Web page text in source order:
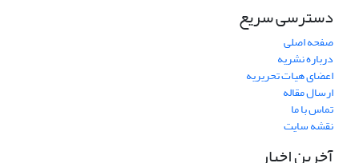
دسترسی سریع
صفحه اصلی
درباره نشریه
اعضای هیات تحریریه
ارسال مقاله
تماس با ما
نقشه سایت
آخرین اخبار